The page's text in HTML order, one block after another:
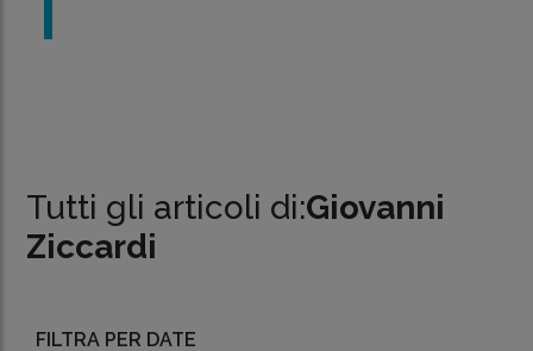
Tutti gli articoli di:Giovanni
Ziccardi
FILTRA PER DATE